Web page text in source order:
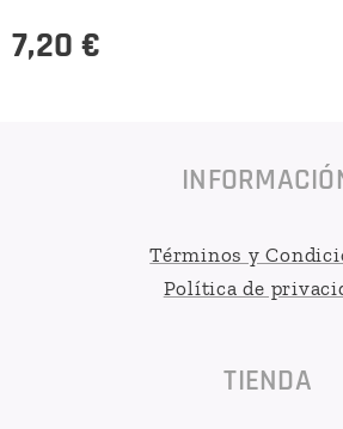
7,20 €
Términos y
Política de
TIENDA